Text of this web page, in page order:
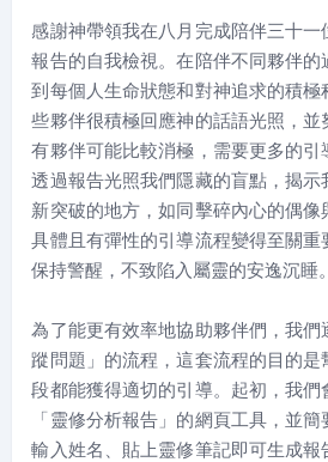
感謝神帶領我在八月完成陪伴三十
報告的自我檢視。在陪伴不同夥伴的
到每個人生命狀態和對神追求的積極
些夥伴很積極回應神的話語光照，並
有夥伴可能比較消極，需要更多的引
透過報告光照我們隱藏的盲點，揭示
新突破的地方，如同擊碎內心的偶像
具體且有彈性的引導流程變得至關重
保持警醒，不致陷入屬靈的安逸沉睡。
為了能更有效率地協助夥伴們，我們
蹤問題」的流程，這套流程的目的是
段都能獲得適切的引導。起初，我們
「靈修分析報告」的網頁工具，並
輸入姓名、貼上靈修筆記即可生成報